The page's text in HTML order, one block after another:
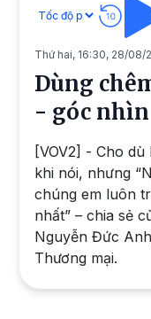
Thứ hai, 16:30, 28/08/
Dùng
- góc
[VOV2] - Cho
khi nói, nhưng
chúng em luôn
nhất” – chia sẻ
Nguyễn Đức
Thương mại.